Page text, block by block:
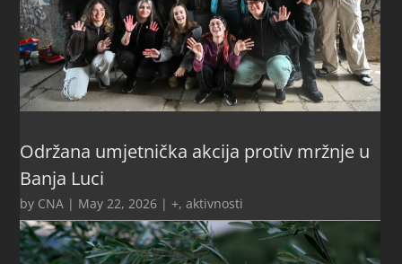
Održana umjetnička akcija protiv mržnje u
Banja Luci
by CNA | May 22, 2026 |+,aktivnosti